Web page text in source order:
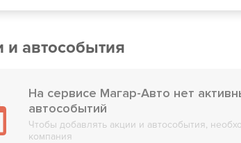
и автособытия
На сервисе Магар-Авто нет
автособытий
Чтобы добавлять акции и автособытия,
компания